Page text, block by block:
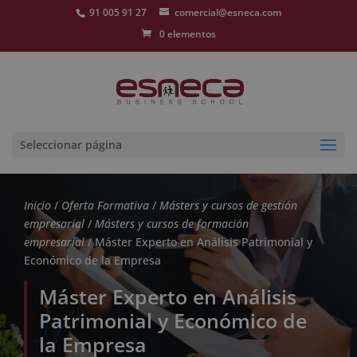
91 005 91 27
comercial@esneca.com
0 elementos
Seleccionar página
Inicio / Oferta Formativa / Másters y cursos de gestión
empresarial / Másters y cursos de formación
empresarial/ Máster Experto en Análisis Patrimonial y
Económico de la Empresa
Máster Experto en Análisis
Patrimonial y Económico de
la Empresa